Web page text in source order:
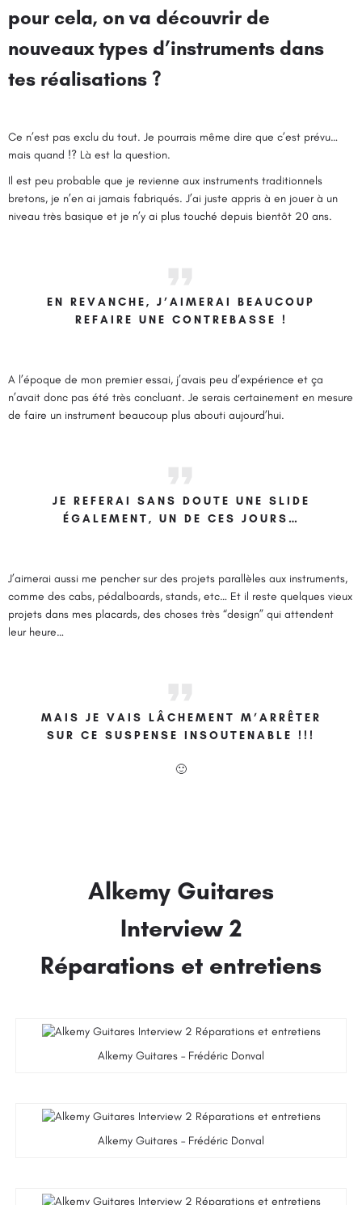
pour cela, on va découvrir de
nouveaux types d’instruments dans
tes réalisations ?
Ce n’est pas exclu du tout. Je pourrais même dire que c’est prévu…
mais quand !? Là est la question.
Il est peu probable que je revienne aux instruments traditionnels
bretons, je n’en ai jamais fabriqués. J’ai juste appris à en jouer à un
niveau très basique et je n’y ai plus touché depuis bientôt 20 ans.
EN REVANCHE, J’AIMERAI BEAUCOUP
REFAIRE UNE CONTREBASSE !
A l’époque de mon premier essai, j’avais peu d’expérience et ça
n’avait donc pas été très concluant. Je serais certainement en mesure
de faire un instrument beaucoup plus abouti aujourd’hui.
JE REFERAI SANS DOUTE UNE SLIDE
ÉGALEMENT, UN DE CES JOURS…
J’aimerai aussi me pencher sur des projets parallèles aux instruments,
comme des cabs, pédalboards, stands, etc… Et il reste quelques vieux
projets dans mes placards, des choses très “design” qui attendent
leur heure…
MAIS JE VAIS LÂCHEMENT M’ARRÊTER
SUR CE SUSPENSE INSOUTENABLE !!!
🙂
Alkemy Guitares
Interview 2
Réparations et entretiens
Alkemy Guitares – Frédéric Donval
Alkemy Guitares – Frédéric Donval